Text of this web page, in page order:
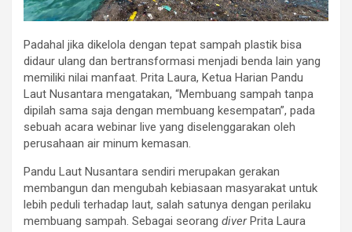
Padahal jika dikelola dengan tepat sampah plastik bisa
didaur ulang dan bertransformasi menjadi benda lain yang
memiliki nilai manfaat. Prita Laura, Ketua Harian Pandu
Laut Nusantara mengatakan, “Membuang sampah tanpa
dipilah sama saja dengan membuang kesempatan”, pada
sebuah acara webinar live yang diselenggarakan oleh
perusahaan air minum kemasan.
Pandu Laut Nusantara sendiri merupakan gerakan
membangun dan mengubah kebiasaan masyarakat untuk
lebih peduli terhadap laut, salah satunya dengan perilaku
membuang sampah. Sebagai seorang diverPrita Laura